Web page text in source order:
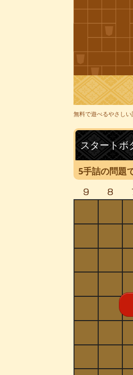
無料で遊べるやさし
スタートボ
5手詰の問題